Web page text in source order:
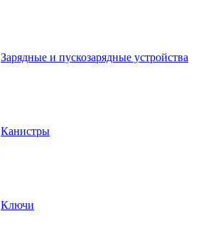
Зарядные и пускозарядные устройства
Канистры
Ключи